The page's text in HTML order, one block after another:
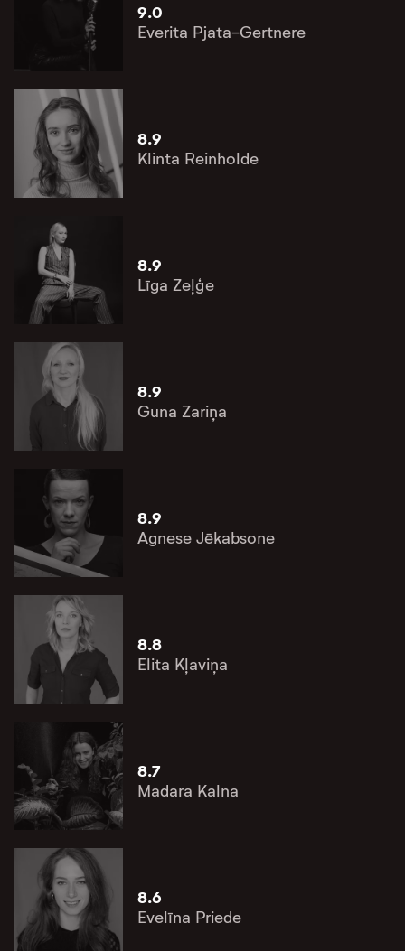
9.0
Everita Pjata-Gertnere
8.9
Klinta Reinholde
8.9
Līga Zeļģe
8.9
Guna Zariņa
8.9
Agnese Jēkabsone
8.8
Elita Kļaviņa
8.7
Madara Kalna
8.6
Evelīna Priede